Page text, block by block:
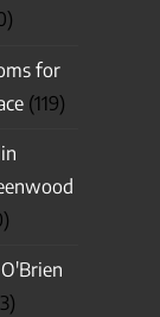
for
(119)